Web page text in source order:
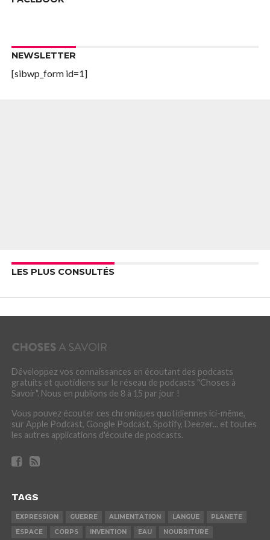
NEWSLETTER
[sibwp_form id=1]
LES PLUS CONSULTÉS
Développez vos connaissances en écoutant des podcasts
gratuits et quotidiens sur le réseau de podcasts "Choses à
Savoir". Nous en publions de 8 à 15 par jour !
Vous pouvez écouter ces chroniques quotidiennes ici-même,
sur Apple Podcast, Google Podcast, Spotify, Deezer... et toutes
les autres applications d'écoute de podcasts.
TAGS
EXPRESSION GUERRE ALIMENTATION LANGUE
PLANETE
ESPACE
CORPS INVENTION EAU NOURRITURE